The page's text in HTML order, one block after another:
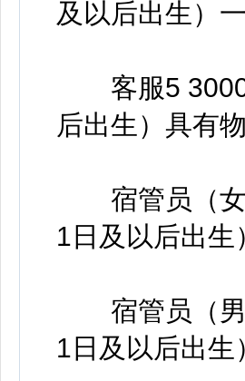
及以后出生）
客服5 3000
后出生）具有
宿管员（女
1日及以后出
宿管员（男
1日及以后出